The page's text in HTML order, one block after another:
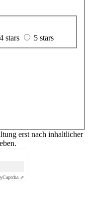
4 stars
5 stars
erst nach inhaltlicher
Captcha ⇗